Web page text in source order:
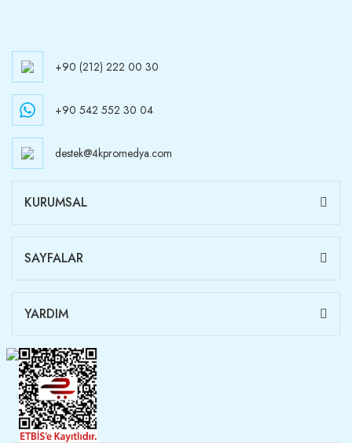
+90 (212) 222 00 30
+90 542 552 30 04
destek@4kpromedya.com
KURUMSAL
SAYFALAR
YARDIM